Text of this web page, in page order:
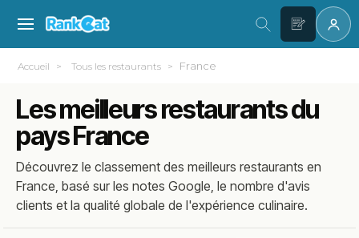
Accueil Tous les restaurants France
Les meilleurs restaurants du
pays France
Découvrez le classement des meilleurs restaurants en
France, basé sur les notes Google, le nombre d'avis
clients et la qualité globale de l'expérience culinaire.